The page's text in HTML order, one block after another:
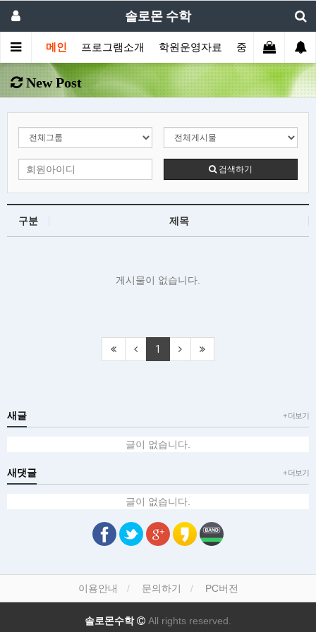
솔로몬 수학
메인 프로그램소개 학원운영자료 중등부프로그램
New Post
검색하기
구분 제목
게시물이 없습니다.
1
+ 더보기
새글
글이 없습니다.
+ 더보기
새댓글
글이 없습니다.
이용안내 문의하기 PC버전
솔로몬수학 All rights reserved.